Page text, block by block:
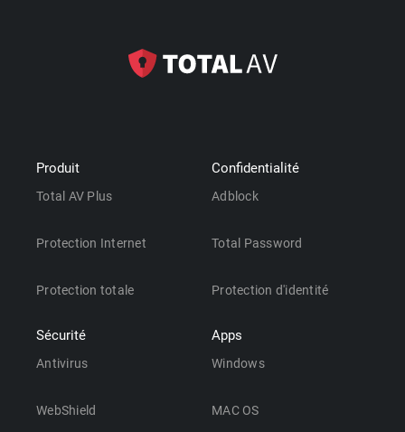
Produit
Total AV Plus
Protection Internet
Protection totale
Sécurité
Antivirus
WebShield
Confidentialité
Adblock
Total Password
Protection d'identité
Apps
Windows
MAC OS